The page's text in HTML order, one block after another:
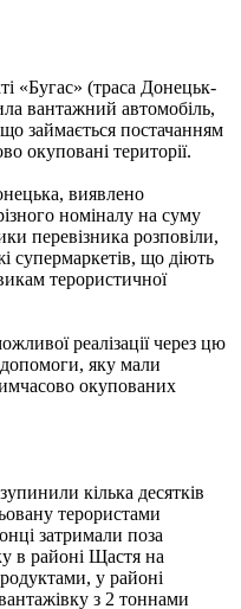
«Бугас» (траса Донецьк-
вантажний автомобіль,
займається постачанням
окуповані території.
виявлено
номіналу на суму
перевізника розповіли,
супермаркетів, що діють
терористичної
реалізації через цю
яку мали
окупованих
кілька десятків
терористами
затримали поза
в районі Щастя на
у районі
з 2 тоннами